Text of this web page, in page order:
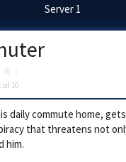
Server 1
of 10
daily commute home,
that threatens not
him.